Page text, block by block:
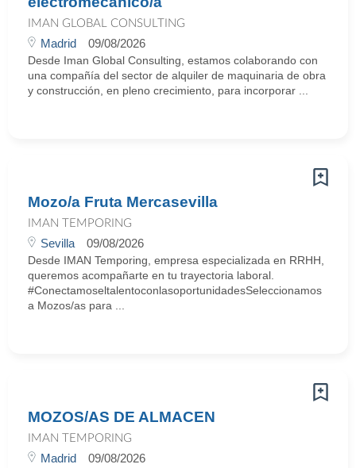
IMAN GLOBAL CONSULTING
Madrid 09/08/2026
Desde Iman Global Consulting, estamos colaborando con
una compañía del sector de alquiler de maquinaria de obra
y construcción, en pleno crecimiento, para incorporar ...
Mozo/a Fruta Mercasevilla
IMAN TEMPORING
Sevilla 09/08/2026
Desde IMAN Temporing, empresa especializada en RRHH,
queremos acompañarte en tu trayectoria laboral.
#ConectamoseltalentoconlasoportunidadesSeleccionamos
a Mozos/as para ...
MOZOS/AS DE ALMACEN
IMAN TEMPORING
Madrid 09/08/2026